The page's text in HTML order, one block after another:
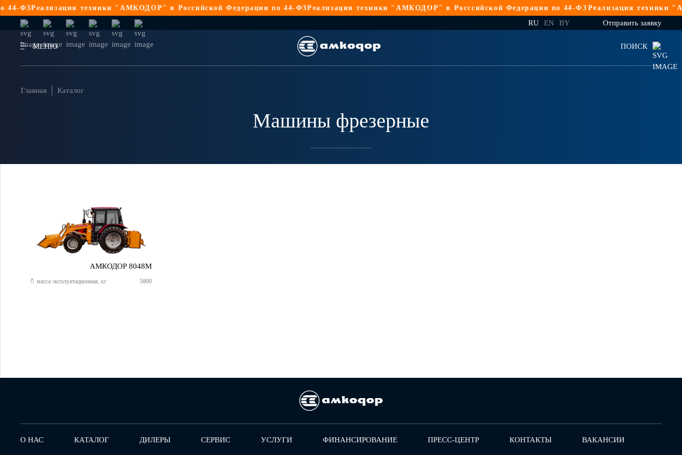
ФЗРеализация техники "АМКОДОР" в Российской Федерации по 44-ФЗРеализация техники "АМКОДОР" в Росссийской Федерации по 44-ФЗРеализация техники
RU EN BY Отправить заявку
МЕНЮ ПОИСК
Главная Каталог
Машины фрезерные
АМКОДОР 8048M
масса эксплуатационная, кг 5800
О НАС КАТАЛОГ ДИЛЕРЫ СЕРВИС УСЛУГИ ФИНАНСИРОВАНИЕ ПРЕСС-ЦЕНТР КОНТАКТЫ ВАКАНСИИ